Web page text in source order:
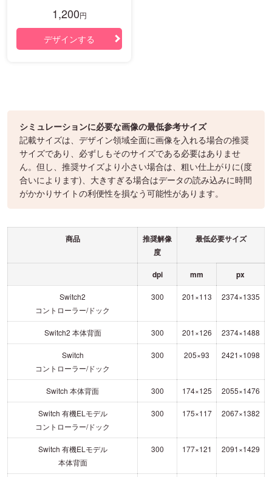
1,200円
デザインする
シミュレーションに必要な画像の最低参考サイズ
記載サイズは、デザイン領域全面に画像を入れる場合の推奨
サイズであり、必ずしもそのサイズである必要はありませ
ん。但し、推奨サイズより小さい場合は、粗い仕上がりに(度
合いによります)、大きすぎる場合はデータの読み込みに時間
がかかりサイトの利便性を損なう可能性があります。
商品
推奨解像
度
最低必要サイズ
dpi mm px
Switch2
コントローラー/ドック
300 201×113 2374×1335
Switch2 本体背面 300 201×126 2374×1488
Switch
コントローラー/ドック
300 205×93 2421×1098
Switch 本体背面 300 174×125 2055×1476
Switch 有機ELモデル
コントローラー/ドック
300 175×117 2067×1382
Switch 有機ELモデル
本体背面
300 177×121 2091×1429